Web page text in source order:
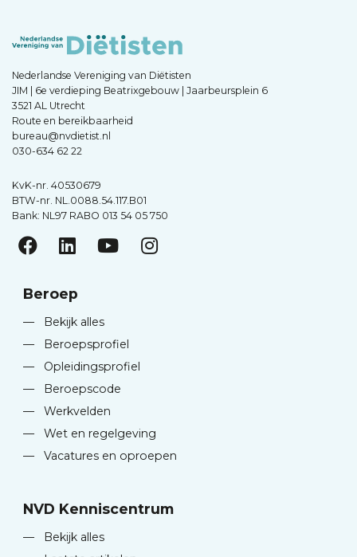
Nederlandse Vereniging van Diëtisten
JIM | 6e verdieping Beatrixgebouw | Jaarbeursplein 6
3521 AL Utrecht
Route en bereikbaarheid
bureau@nvdietist.nl
030-634 62 22
KvK-nr. 40530679
BTW-nr. NL.0088.54.117.B01
Bank: NL97 RABO 013 54 05 750
Beroep
—
Bekijk alles
—
Beroepsprofiel
—
Opleidingsprofiel
—
Beroepscode
—
Werkvelden
—
Wet en regelgeving
—
Vacatures en oproepen
NVD Kenniscentrum
—
Bekijk alles